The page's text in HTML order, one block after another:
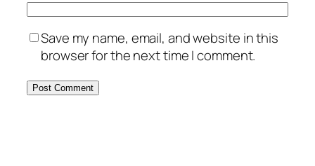
Save my name, email, and website in this
browser for the next time I comment.